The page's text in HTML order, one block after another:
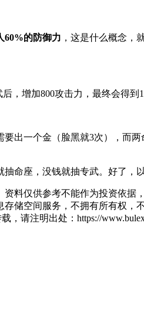
60%的防御力 ，这是什么概念，
，增加800攻击力，最终会得到
出一个金（脸黑就3次），而
命座，没钱就抽专武。好了，
料仅供参考不能作为投资依
储空间服务，不拥有所有权
，请注明出处：https://